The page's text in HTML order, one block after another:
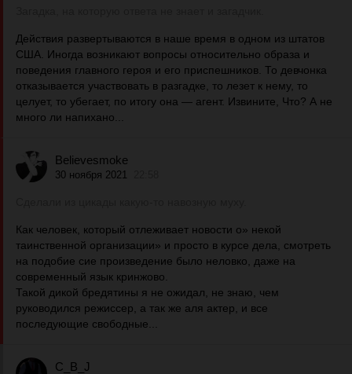
Действия развертываются в наше время в одном из штатов
США. Иногда возникают вопросы относительно образа и
поведения главного героя и его приспешников. То девчонка
отказывается участвовать в разгадке, то лезет к нему, то
целует, то убегает, по итогу она — агент. Извините, Что? А не
много ли напихано...
Believesmoke
30 ноября 2021
Как человек, который отлеживает новости о» некой
таинственной организации» и просто в курсе дела, смотреть
на подобие сие произведение было неловко, даже на
современный язык кринжово.
Такой дикой бредятины я не ожидал, не знаю, чем
руководился режиссер, а так же аля актер, и все
последующие свободные...
C_B_J